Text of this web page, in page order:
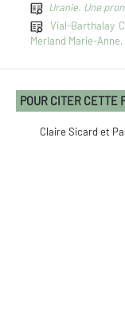
Uranie. Une
Vial-Barthalay
Merland Marie-Anne,
POUR CITER CETTE
Claire Sicard et